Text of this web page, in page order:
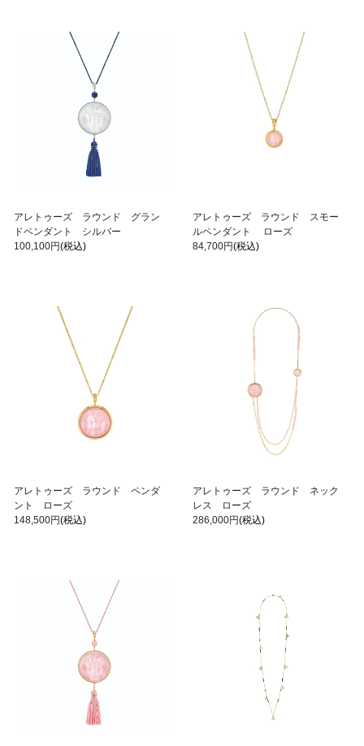
アレトゥーズ ラウンド グラン
ドペンダント シルバー
100,100円(税込)
アレトゥーズ ラウンド スモー
ルペンダント ローズ
84,700円(税込)
アレトゥーズ ラウンド ペンダ
ント ローズ
148,500円(税込)
アレトゥーズ ラウンド ネック
レス ローズ
286,000円(税込)